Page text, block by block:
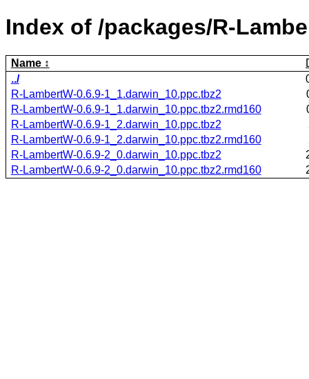
Index of /packages/R-
Name
../
R-LambertW-0.6.9-1_1.darwin_10.ppc.tbz2
R-LambertW-0.6.9-1_1.darwin_10.ppc.tbz2.rmd160
R-LambertW-0.6.9-1_2.darwin_10.ppc.tbz2
R-LambertW-0.6.9-1_2.darwin_10.ppc.tbz2.rmd160
R-LambertW-0.6.9-2_0.darwin_10.ppc.tbz2
R-LambertW-0.6.9-2_0.darwin_10.ppc.tbz2.rmd160